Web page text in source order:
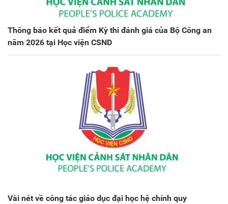
Thông báo kết quả điểm Kỳ thi đánh giá của Bộ Công an
năm 2026 tại Học viện CSND
Vài nét về công tác giáo dục đại học hệ chính quy